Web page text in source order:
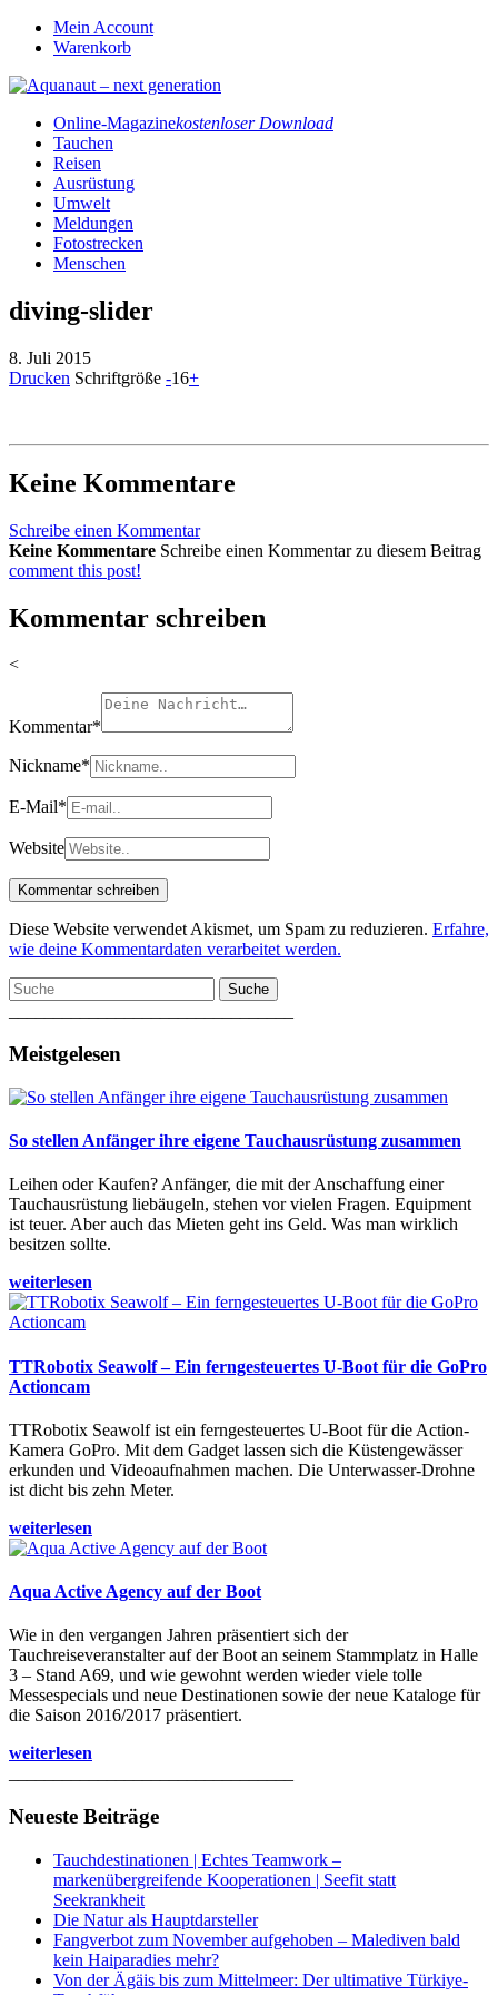
Mein Account
Warenkorb
Online-Magazinekostenloser Download
Tauchen
Reisen
Ausrüstung
Umwelt
Meldungen
Fotostrecken
Menschen
diving-slider
8. Juli 2015
Drucken Schriftgröße -16+
Keine Kommentare
Schreibe einen Kommentar
Keine Kommentare Schreibe einen Kommentar zu diesem Beitrag
comment this post!
Kommentar schreiben
<
Kommentar*
Nickname*
E-Mail*
Website
Diese Website verwendet Akismet, um Spam zu reduzieren. Erfahre,
wie deine Kommentardaten verarbeitet werden.
Suche
Meistgelesen
So stellen Anfänger ihre eigene Tauchausrüstung zusammen
Leihen oder Kaufen? Anfänger, die mit der Anschaffung einer
Tauchausrüstung liebäugeln, stehen vor vielen Fragen. Equipment
ist teuer. Aber auch das Mieten geht ins Geld. Was man wirklich
besitzen sollte.
weiterlesen
TTRobotix Seawolf – Ein ferngesteuertes U-Boot für die GoPro
Actioncam
TTRobotix Seawolf ist ein ferngesteuertes U-Boot für die Action-
Kamera GoPro. Mit dem Gadget lassen sich die Küstengewässer
erkunden und Videoaufnahmen machen. Die Unterwasser-Drohne
ist dicht bis zehn Meter.
weiterlesen
Aqua Active Agency auf der Boot
Wie in den vergangen Jahren präsentiert sich der
Tauchreiseveranstalter auf der Boot an seinem Stammplatz in Halle
3 – Stand A69, und wie gewohnt werden wieder viele tolle
Messespecials und neue Destinationen sowie der neue Kataloge für
die Saison 2016/2017 präsentiert.
weiterlesen
Neueste Beiträge
Tauchdestinationen | Echtes Teamwork –
markenübergreifende Kooperationen | Seefit statt
Seekrankheit
Die Natur als Hauptdarsteller
Fangverbot zum November aufgehoben – Malediven bald
kein Haiparadies mehr?
Von der Ägäis bis zum Mittelmeer: Der ultimative Türkiye-